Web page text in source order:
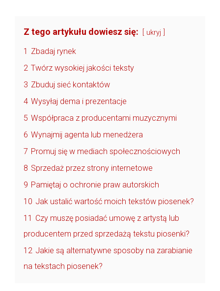
Z tego artykułu dowiesz się: ukryj
1 Zbadaj rynek
2 Twórz wysokiej jakości teksty
3 Zbuduj sieć kontaktów
4 Wysyłaj dema i prezentacje
5 Współpraca z producentami muzycznymi
6 Wynajmij agenta lub menedżera
7 Promuj się w mediach społecznościowych
8 Sprzedaż przez strony internetowe
9 Pamiętaj o ochronie praw autorskich
10 Jak ustalić wartość moich tekstów piosenek?
11 Czy muszę posiadać umowę z artystą lub
producentem przed sprzedażą tekstu piosenki?
12 Jakie są alternatywne sposoby na zarabianie
na tekstach piosenek?